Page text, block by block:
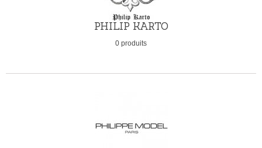
PHILIP KARTO
0 produits